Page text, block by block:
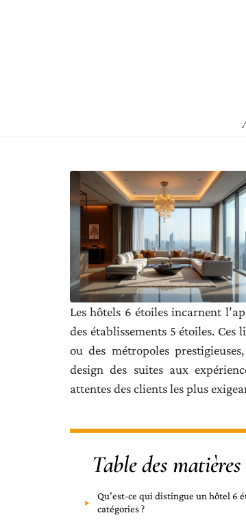
Les hôtels 6 étoiles incarnent
des établissements 5 étoiles. Ces
ou des métropoles
design des suites aux
attentes des clients les plus
Table des matières
Qu’est-ce qui distingue un hôtel 6
catégories ?